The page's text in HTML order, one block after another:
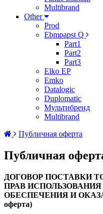
Multibrand
Other
Prod
Ebmpapst Q
Part1
Part2
Part3
Elko EP
Emko
Datalogic
Duplomatic
Мультибренд
Multibrand
Публичная оферта
Публичная
ДОГОВОР ПОСТАВКИ
ПРАВ
ОБЕСПЕЧЕНИЯ И
оферта)